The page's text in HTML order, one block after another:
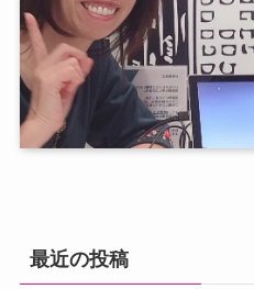
最近の投稿